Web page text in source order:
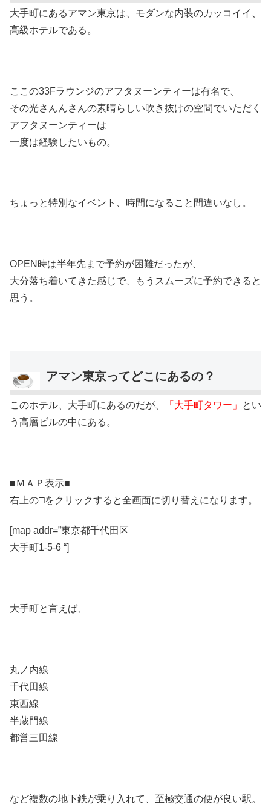
大手町にあるアマン東京は、モダンな内装のカッコイイ、
高級ホテルである。
ここの33Fラウンジのアフタヌーンティーは有名で、
その光さんんさんの素晴らしい吹き抜けの空間でいただく
アフタヌーンティーは
一度は経験したいもの。
ちょっと特別なイベント、時間になること間違いなし。
OPEN時は半年先まで予約が困難だったが、
大分落ち着いてきた感じで、もうスムーズに予約できると
思う。
アマン東京ってどこにあるの？
このホテル、大手町にあるのだが、 「大手町タワー」
とい
う高層ビルの中にある。
■ＭＡＰ表示■
右上の□をクリックすると全画面に切り替えになります。
[map addr=”東京都千代田区
大手町1-5-6 “]
大手町と言えば、
丸ノ内線
千代田線
東西線
半蔵門線
都営三田線
など複数の地下鉄が乗り入れて、至極交通の便が良い駅。